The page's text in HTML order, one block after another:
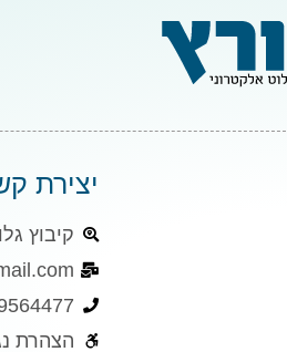
יצירת
קיבוץ גלויות 32 ,
הצהרת